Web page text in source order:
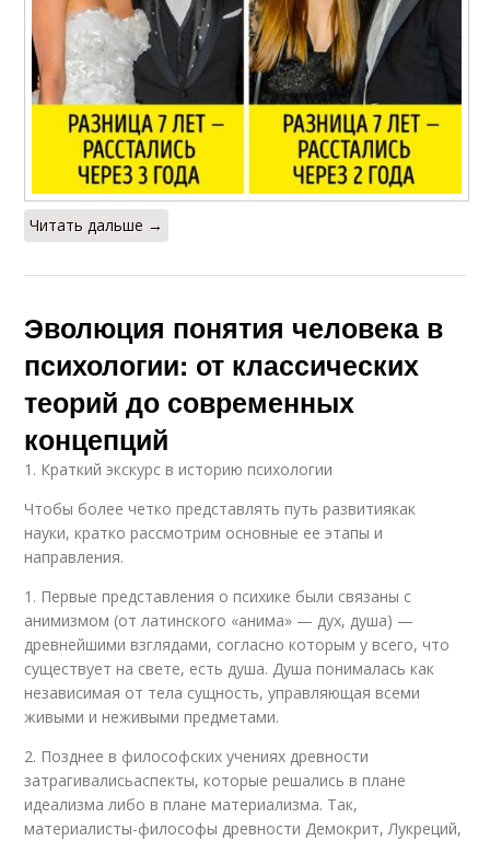
Читать дальше →
Эволюция понятия человека в
психологии: от классических
теорий до современных
концепций
1. Краткий экскурс в историю психологии
Чтобы более четко представлять путь развитиякак
науки, кратко рассмотрим основные ее этапы и
направления.
1. Первые представления о психике были связаны с
анимизмом (от латинского «анима» — дух, душа) —
древнейшими взглядами, согласно которым у всего, что
существует на свете, есть душа. Душа понималась как
независимая от тела сущность, управляющая всеми
живыми и неживыми предметами.
2. Позднее в философских учениях древности
затрагивалисьаспекты, которые решались в плане
идеализма либо в плане материализма. Так,
материалисты-философы древности Демокрит, Лукреций,